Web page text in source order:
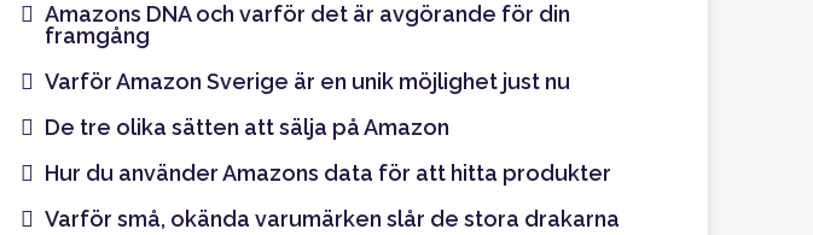
Amazons DNA och varför det är avgörande för din
framgång
Varför Amazon Sverige är en unik möjlighet just nu
De tre olika sätten att sälja på Amazon
Hur du använder Amazons data för att hitta produkter
Varför små, okända varumärken slår de stora drakarna